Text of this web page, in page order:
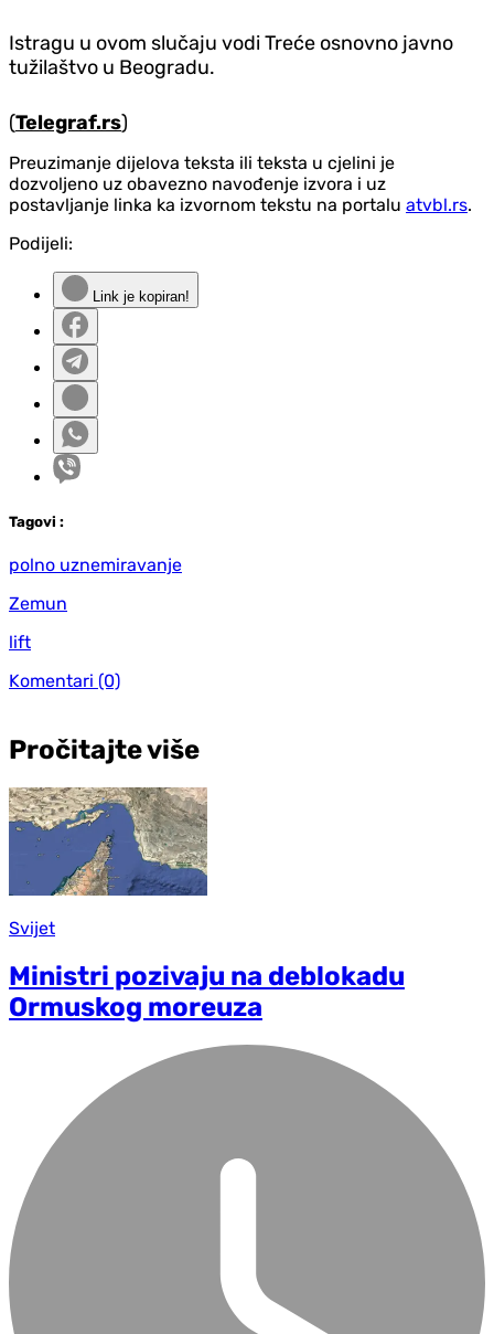
Istragu u ovom slučaju vodi Treće osnovno javno
tužilaštvo u Beogradu.
(Telegraf.rs)
Preuzimanje dijelova teksta ili teksta u cjelini je
dozvoljeno uz obavezno navođenje izvora i uz
postavljanje linka ka izvornom tekstu na portalu atvbl.rs.
Podijeli:
Link je kopiran!
Tagovi :
polno uznemiravanje
Zemun
lift
Komentari (0)
Pročitajte više
Svijet
Ministri pozivaju na deblokadu
Ormuskog moreuza